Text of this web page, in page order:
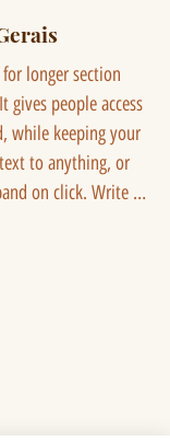
longer section
people access
while keeping your
to anything, or
on click. Write